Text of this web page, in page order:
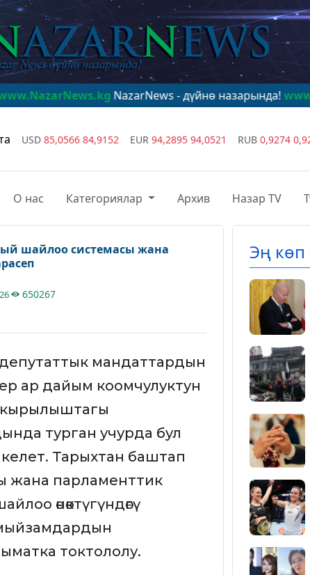
NazarNews - дүйнө назарында!
USD 85,0566 84,9152 EUR 94,2895 94,0521 RUB 0,9274
О нас Категориялар Архив Назар TV
шайлоо системасы жана
650267
мандаттардын
ар дайым коомчулуктун
турган учурда бул
Тарыхтан баштап
жана парламенттик
өнөктүгүндөгү
токтололу.
Эң көп